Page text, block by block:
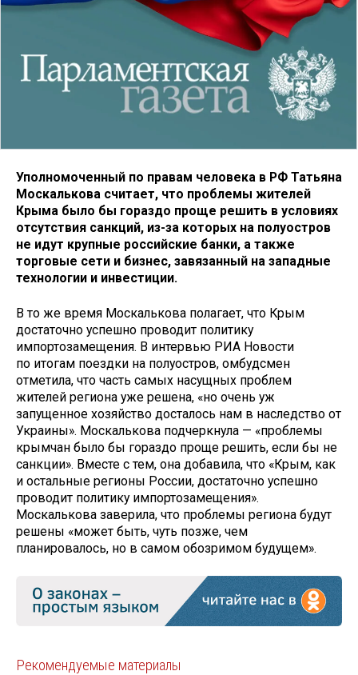
Уполномоченный по правам человека в РФ Татьяна
Москалькова считает, что проблемы жителей
Крыма было бы гораздо проще решить в условиях
отсутствия санкций, из-за которых на полуостров
не идут крупные российские банки, а также
торговые сети и бизнес, завязанный на западные
технологии и инвестиции.
В то же время Москалькова полагает, что Крым
достаточно успешно проводит политику
импортозамещения. В интервью РИА Новости
по итогам поездки на полуостров, омбудсмен
отметила, что часть самых насущных проблем
жителей региона уже решена, «но очень уж
запущенное хозяйство досталось нам в наследство от
Украины». Москалькова подчеркнула — «проблемы
крымчан было бы гораздо проще решить, если бы не
санкции». Вместе с тем, она добавила, что «Крым, как
и остальные регионы России, достаточно успешно
проводит политику импортозамещения».
Москалькова заверила, что проблемы региона будут
решены «может быть, чуть позже, чем
планировалось, но в самом обозримом будущем».
Рекомендуемые материалы